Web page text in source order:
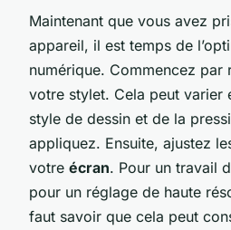
Maintenant que vous avez
appareil, il est temps de
numérique. Commencez par
votre stylet. Cela peut varier
style de dessin et de la
appliquez. Ensuite, ajustez
votre écran. Pour un travail
pour un réglage de haute
faut savoir que cela peut